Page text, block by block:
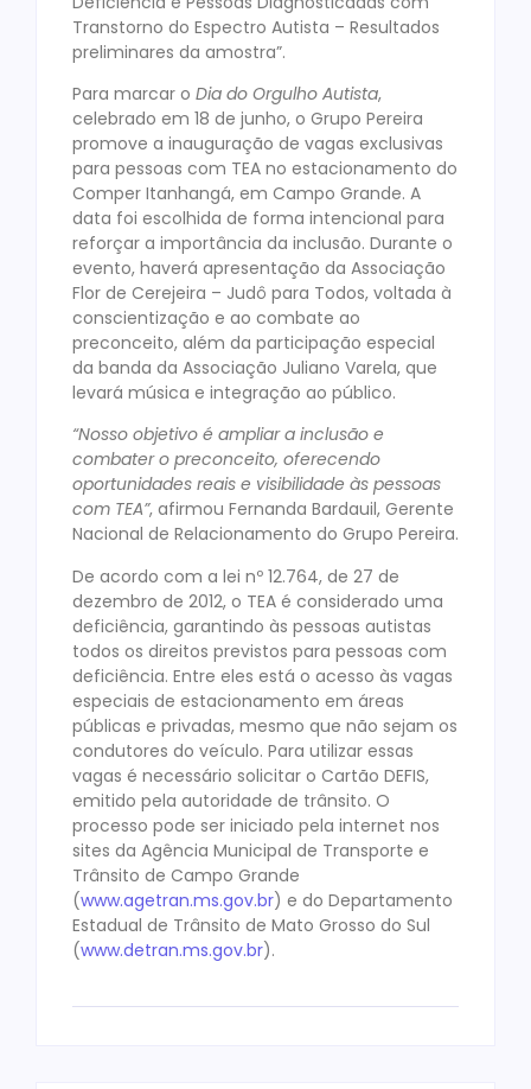
Transtorno do Espectro Autista – Resultados
preliminares da amostra”.
Para marcar o Dia do Orgulho Autista,
celebrado em 18 de junho, o Grupo Pereira
promove a inauguração de vagas exclusivas
para pessoas com TEA no estacionamento do
Comper Itanhangá, em Campo Grande. A
data foi escolhida de forma intencional para
reforçar a importância da inclusão. Durante o
evento, haverá apresentação da Associação
Flor de Cerejeira – Judô para Todos, voltada à
conscientização e ao combate ao
preconceito, além da participação especial
da banda da Associação Juliano Varela, que
levará música e integração ao público.
“Nosso objetivo é ampliar a inclusão e
combater o preconceito, oferecendo
oportunidades reais e visibilidade às pessoas
com TEA”, afirmou Fernanda Bardauil, Gerente
Nacional de Relacionamento do Grupo Pereira.
De acordo com a lei nº 12.764, de 27 de
dezembro de 2012, o TEA é considerado uma
deficiência, garantindo às pessoas autistas
todos os direitos previstos para pessoas com
deficiência. Entre eles está o acesso às vagas
especiais de estacionamento em áreas
públicas e privadas, mesmo que não sejam os
condutores do veículo. Para utilizar essas
vagas é necessário solicitar o Cartão DEFIS,
emitido pela autoridade de trânsito. O
processo pode ser iniciado pela internet nos
sites da Agência Municipal de Transporte e
Trânsito de Campo Grande
(www.agetran.ms.gov.br) e do Departamento
Estadual de Trânsito de Mato Grosso do Sul
(www.detran.ms.gov.br).